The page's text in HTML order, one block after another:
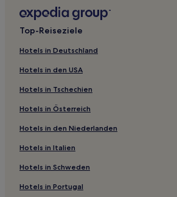
Hotels nahe Enterprise Center
Rock Hill Hotels
Hotels nahe Station Convention Center
Hotels nahe Martin Luther King
Hotels nahe St. Louis Mercantile Library
Des Peres Hotels
Normandy Hotels
Hotels nahe Citygarden Sculpture Park
Beverly Hills Hotels
Wellston: Hotels
Top-Reiseziele
Hotels in Deutschland
Hotels in den USA
Hotels in Tschechien
Hotels in Österreich
Hotels in den Niederlanden
Hotels in Italien
Hotels in Schweden
Hotels in Portugal